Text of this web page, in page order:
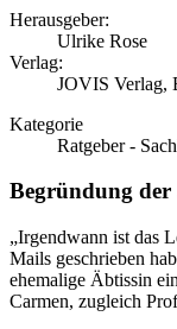
Herausgeber:
Ulrike Rose
Verlag:
JOVIS Verlag,
Kategorie
Ratgeber -
Begründung
„Irgendwann ist das
Mails geschrieben
ehemalige Äbtissin
Carmen, zugleich